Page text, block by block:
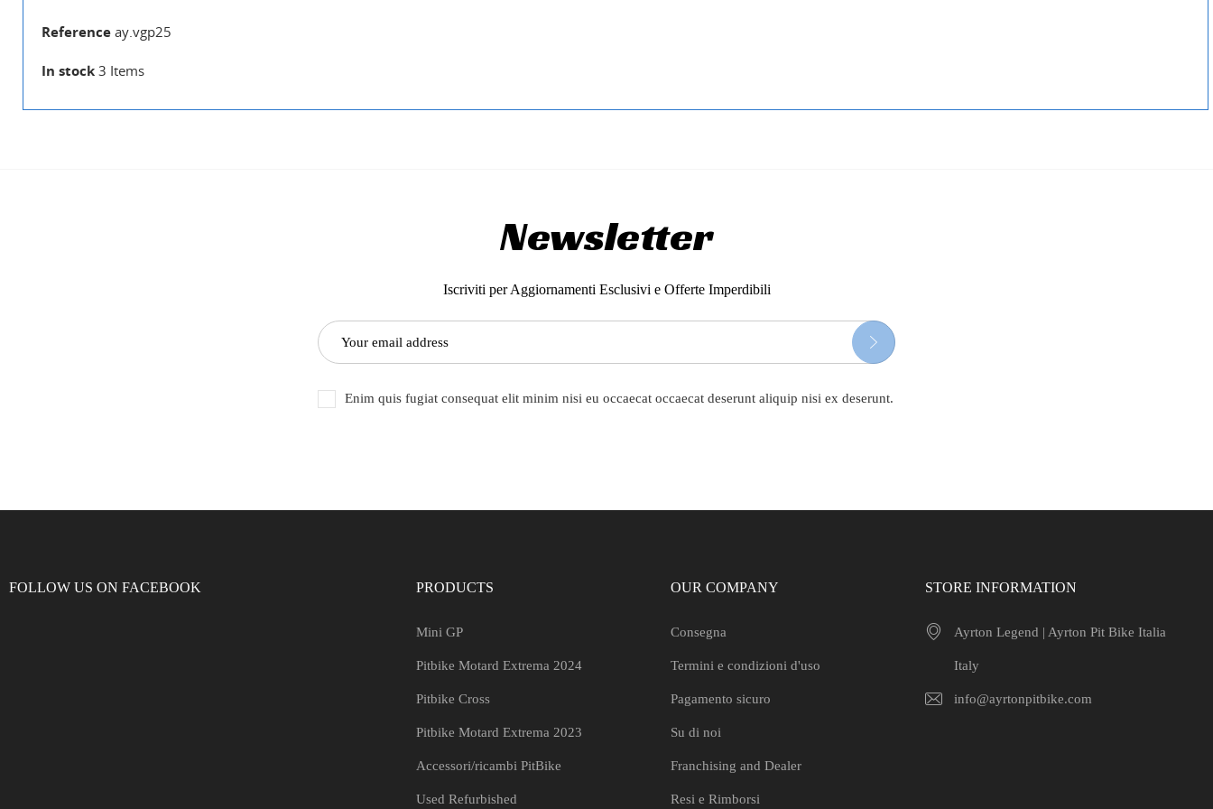
Reference ay.vgp25
In stock 3 Items
Newsletter
Iscriviti per Aggiornamenti Esclusivi e Offerte Imperdibili
Enim quis fugiat consequat elit minim nisi eu occaecat occaecat deserunt aliquip nisi ex deserunt.
FOLLOW US ON FACEBOOK PRODUCTS
Mini GP
Pitbike Motard Extrema 2024
Pitbike Cross
Pitbike Motard Extrema 2023
Accessori/ricambi PitBike
Used Refurbished
OUR COMPANY
Consegna
Termini e condizioni d'uso
Pagamento sicuro
Su di noi
Franchising and Dealer
Resi e Rimborsi
STORE INFORMATION
Ayrton Legend | Ayrton Pit Bike Italia
Italy
info@ayrtonpitbike.com